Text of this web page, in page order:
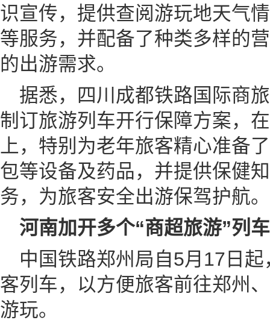
识宣传，提供查阅游玩地天气
等服务，并配备了种类多样的
的出游需求。
据悉，四川成都铁路国际商
制订旅游列车开行保障方案，
上，特别为老年旅客精心准备
包等设备及药品，并提供保健
务，为旅客安全出游保驾护航。
河南加开多个“商超旅游”列车
中国铁路郑州局自5月17日起
客列车，以方便旅客前往郑州
游玩。